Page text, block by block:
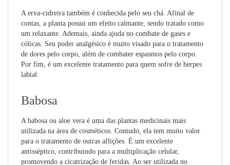
A erva-cidreira também é conhecida pelo seu chá. Afinal de
contas, a planta possui um efeito calmante, sendo tratado como
um relaxante. Ademais, ainda ajuda no combate de gases e
cólicas. Seu poder analgésico é muito visado para o tratamento
de dores pelo corpo, além de combater espasmos pelo corpo.
Por fim, é um excelente tratamento para quem sofre de herpes
labial.
Babosa
A babosa ou aloe vera é uma das plantas medicinais mais
utilizada na área de cosméticos. Contudo, ela tem muito valor
para o tratamento de outras aflições. É um excelente
antisséptico, contribuindo para a multiplicação celular,
promovendo a cicatrização de feridas. Ao ser utilizada no